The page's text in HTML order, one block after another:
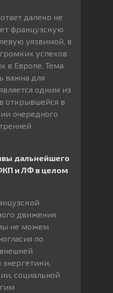
далеко не
французскую
уязвимой, в
успехов
в Европе. Тема
важна для
одним из
открывшейся в
очередного
дальнейшего
и ЛФ в целом
движения
не можем
по
социальной